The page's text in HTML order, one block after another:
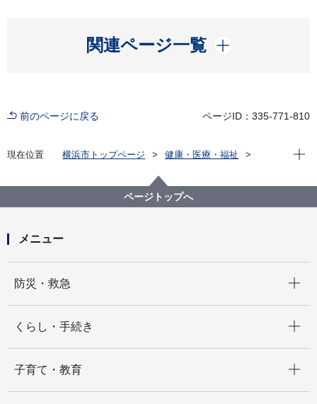
関連ページ一覧
開く
前のページに戻る ページID：335-771-810
現在位置 横浜市トップページ
健康・医療・福祉
その他（計画・統計・資料等）
新型コロナウイルス感染症関係資料・データ等
療養の証明について（新型コロナ）療養証明書の発行
現在
ページトップへ
メニュー
防災・救急
くらし・手続き
子育て・教育